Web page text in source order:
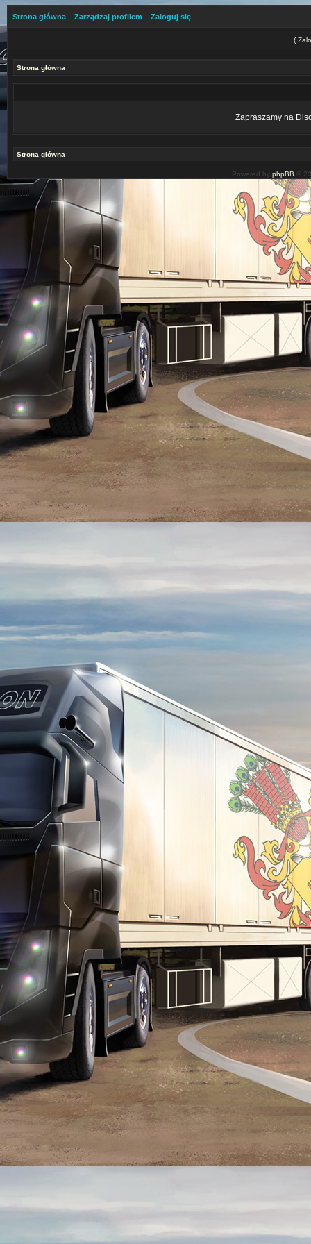
Strona główna Zarządzaj profilem Zaloguj się
(
Strona główna
Zapraszamy na
Strona główna
Powered by phpBB ©